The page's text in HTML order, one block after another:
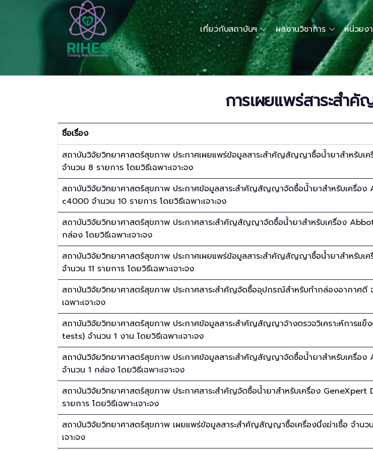
เกี่ยวกับสถาบันฯ ผลงานวิชาการ หน่วยง
การเผยแพร่สาระส
ชื่อเรื่อง
สถาบันวิจัยวิทยาศาสตร์สุขภาพ ประกาศเผยแพร่ข้อมูลสาระสำคัญสัญญาซื้อน้ำยาสำหรับ
จำนวน 8 รายการ โดยวิธีเฉพาะเจาะจง
สถาบันวิจัยวิทยาศาสตร์สุขภาพ ประกาศข้อมูลสาระสำคัญสัญญาจัดซื้อน้ำยาสำหรับเครื่อ
c4000 จำนวน 10 รายการ โดยวิธีเฉพาะเจาะจง
สถาบันวิจัยวิทยาศาสตร์สุขภาพ ประกาศสาระสำคัญสัญญาจัดซื้อน้ำยาสำหรับเครื่อง
กล่อง โดยวิธีเฉพาะเจาะจง
สถาบันวิจัยวิทยาศาสตร์สุขภาพ ประกาศเผยแพร่ข้อมูลสาระสำคัญสัญญาซื้อน้ำยาสำหรับ
จำนวน 11 รายการ โดยวิธีเฉพาะเจาะจง
สถาบันวิจัยวิทยาศาสตร์สุขภาพ ประกาศสาระสำคัญจัดซื้ออุปกรณ์สำหรับทำกล่องอากาศดี
เฉพาะเจาะจง
สถาบันวิจัยวิทยาศาสตร์สุขภาพ ประกาศข้อมูลสาระสำคัญสัญญาจ้างตรวจวิเคราะห์การแข็
tests) จำนวน 1 งาน โดยวิธีเฉพาะเจาะจง
สถาบันวิจัยวิทยาศาสตร์สุขภาพ ประกาศข้อมูลสาระสำคัญสัญญาจัดซื้อน้ำยาสำหรับเครื่อ
จำนวน 1 กล่อง โดยวิธีเฉพาะเจาะจง
สถาบันวิจัยวิทยาศาสตร์สุขภาพ ประกาศสาระสำคัญจัดซื้อน้ำยาสำหรับเครื่อง GeneXpert
รายการ โดยวิธีเฉพาะเจาะจง
สถาบันวิจัยวิทยาศาสตร์สุขภาพ เผยแพร่ข้อมูลสาระสำคัญสัญญาซื้อเครื่องนึ่งฆ่าเชื้อ จำนวน
เจาะจง